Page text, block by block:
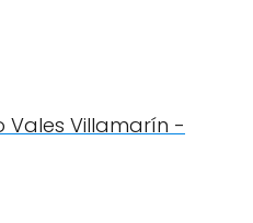
Vales Villamarín -